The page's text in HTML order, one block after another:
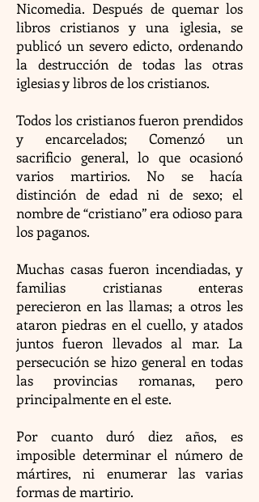
Nicomedia. Después de quemar los
libros cristianos y una iglesia, se
publicó un severo edicto, ordenando
la destrucción de todas las otras
iglesias y libros de los cristianos.
Todos los cristianos fueron prendidos
y encarcelados; Comenzó un
sacrificio general, lo que ocasionó
varios martirios. No se hacía
distinción de edad ni de sexo; el
nombre de “cristiano” era odioso para
los paganos.
Muchas casas fueron incendiadas, y
familias cristianas enteras
perecieron en las llamas; a otros les
ataron piedras en el cuello, y atados
juntos fueron llevados al mar. La
persecución se hizo general en todas
las provincias romanas, pero
principalmente en el este.
Por cuanto duró diez años, es
imposible determinar el número de
mártires, ni enumerar las varias
formas de martirio.